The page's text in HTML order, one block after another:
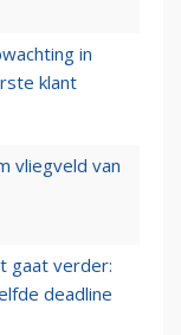
in
klant
vliegveld van
gaat verder:
deadline